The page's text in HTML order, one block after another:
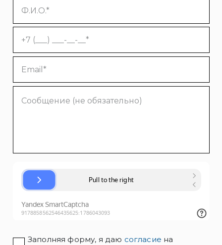
Заполняя форму, я даю согласие на